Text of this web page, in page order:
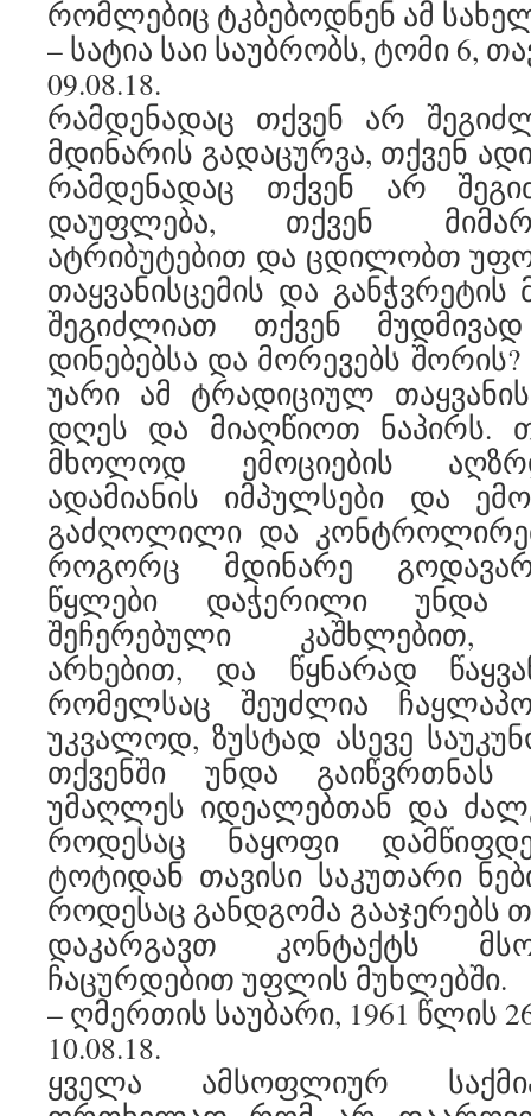
რომლებიც ტკბებოდნენ ამ
– სატია საი საუბრობს, ტომი 6,
09.08.18.
რამდენადაც თქვენ არ
მდინარის გადაცურვა, თქვენ
რამდენადაც თქვენ არ
დაუფლება, თქვენ
ატრიბუტებით და ცდილობთ
თაყვანისცემის და განჭვრეტის
შეგიძლიათ თქვენ
დინებებსა და მორევებს
უარი ამ ტრადიციულ
დღეს და მიაღწიოთ ნაპირს.
მხოლოდ ემოციების
ადამიანის იმპულსები და
გაძღოლილი და
როგორც მდინარე
წყლები დაჭერილი უნდა
შეჩერებული კაშხლებით,
არხებით, და წყნარად
რომელსაც შეუძლია
უკვალოდ, ზუსტად ასევე
თქვენში უნდა გაიწვრთნას
უმაღლეს იდეალებთან და
როდესაც ნაყოფი
ტოტიდან თავისი საკუთარი
როდესაც განდგომა გააჯერებს
დაკარგავთ კონტაქტს
ჩაცურდებით უფლის მუხლებში.
– ღმერთის საუბარი, 1961 წლის
10.08.18.
ყველა ამსოფლიურ